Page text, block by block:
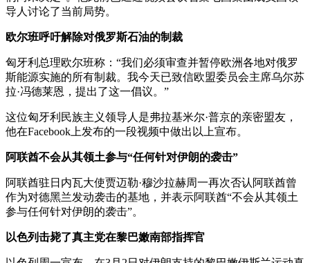
导人讨论了当前局势。
欧尔班呼吁解除对俄罗斯石油的制裁
匈牙利总理欧尔班称：“我们必须审查并暂停欧洲各地对俄罗
斯能源实施的所有制裁。我今天已致信欧盟委员会主席乌尔苏
拉·冯德莱恩，提出了这一倡议。”
这位匈牙利民族主义领导人是弗拉基米尔·普京的亲密盟友，
他在Facebook上发布的一段视频中做出以上宣布。
阿联酋不会从其领土参与“任何针对伊朗的袭击”
阿联酋驻日内瓦大使贾迈勒·穆沙拉赫周一再次否认阿联酋曾
作为对德黑兰发动袭击的基地，并表示阿联酋“不会从其领土
参与任何针对伊朗的袭击”。
以色列击毙了真主党在黎巴嫩南部指挥官